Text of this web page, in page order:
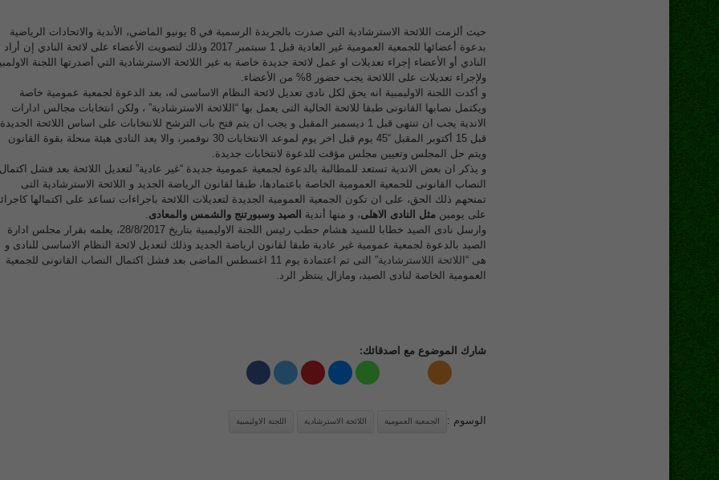
حيث ألزمت اللائحة الاسترشادية التي صدرت بالجريدة الرسمية في 8 يونيو الماضي، الأندية والاتحادات الرياضية
بدعوة أعضائها للجمعية العمومية غير العادية قبل 1 سبتمبر 2017 وذلك لتصويت الأعضاء على لائحة النادي إن أراد
النادي أو الأعضاء إجراء تعديلات او عمل لائحة جديدة خاصة به غير اللائحة الاسترشادية التي أصدرتها اللجنة
ولإجراء تعديلات على اللائحة يجب حضور 8% من الأعضاء.
و أكدت اللجنة الاوليمبية انه يحق لكل نادى تعديل لائحة النظام الاساسى له، بعد الدعوة لجمعية عمومية خاصة
ويكتمل نصابها القانونى طبقا للائحة الحالية التى يعمل بها “اللائحة الاسترشادية” ، ولكن انتخابات مجالس ادارات
الاندية يجب ان تنتهى قبل 1 ديسمبر المقبل و يجب ان يتم فتح باب الترشح للانتخابات على اساس اللائحة الجديدة
قبل 15 أكتوبر المقبل “45 يوم قبل اخر يوم لموعد الانتخابات 30 نوفمبر، والا يعد النادى هيئة منحلة بقوة القانون
ويتم حل المجلس وتعيين مجلس مؤقت للدعوة لانتخابات جديدة.
و يذكر ان بعض الاندية تستعد للمطالبة بالدعوة لجمعية عمومية جديدة “غير عادية” لتعديل اللائحة بعد فشل اكتمال
النصاب القانونى للجمعية العمومية الخاصة باعتمادها، طبقا لقانون الرياضة الجديد و اللائحة الاسترشادية التى
تمنحهم ذلك الحق، على ان تكون الجمعية العمومية الجديدة لتعديلات اللائحة باجراءات تساعد على اكتمالها
على يومين مثل النادى الاهلى، و منها أندية الصيد وسبورتنج والشمس والمعادى.
وارسل نادى الصيد خطابا للسيد هشام حطب رئيس اللجنة الاوليمبية بتاريخ 28/8/2017، يعلمه بقرار مجلس ادارة
الصيد بالدعوة لجمعية عمومية غير عادية طبقا لقانون ارياضة الجديد وذلك لتعديل لائحة النظام الاساسى للنادى و
هى “ اللائحة اللاسترشادية
” التى تم اعتمادة يوم 11 اغسطس الماضى بعد فشل اكتمال النصاب القانونى للجمعية
العمومية الخاصة لنادى الصيد، ومازال ينتظر الرد.
شارك الموضوع مع اصدقائك:
الوسوم : الجمعية العمومية اللائحة الاسترشادية اللجنة الاوليمبية